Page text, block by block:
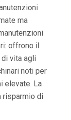
ma
offrono il
vita agli
noti per
elevate. La
risparmio di